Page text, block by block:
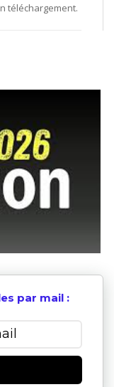
téléchargement.
par mail :